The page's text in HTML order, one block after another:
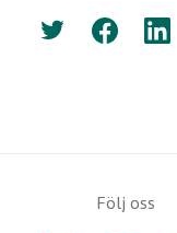
TwitterFacebook
Följ oss